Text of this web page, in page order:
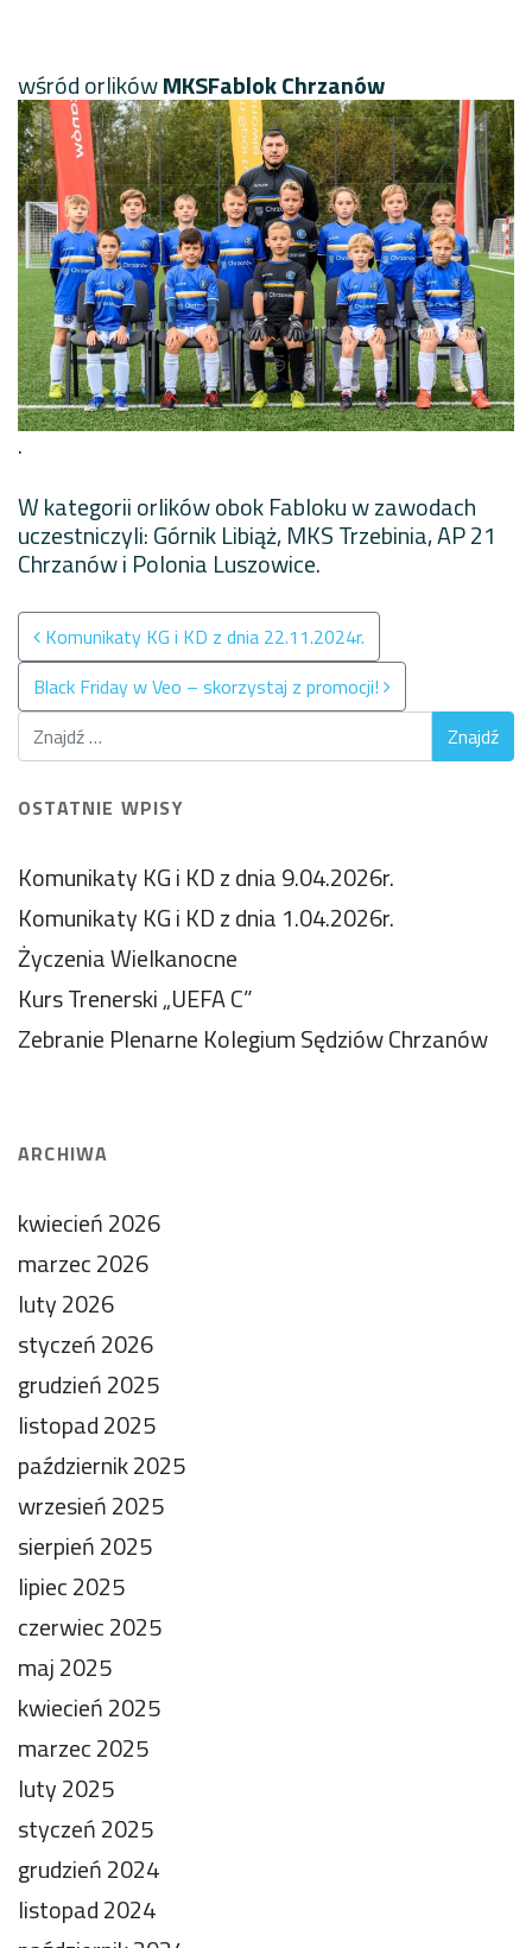
wśród orlikówMKSFablok Chrzanów
.
W kategorii orlików obok Fabloku w zawodach
uczestniczyli: Górnik Libiąż, MKS Trzebinia, AP 21
Chrzanów i Polonia Luszowice.
Nawigacja po wpisach
Komunikaty KG i KD z dnia 22.11.2024r.
Black Friday w Veo – skorzystaj z promocji!
OSTATNIE WPISY
Komunikaty KG i KD z dnia 9.04.2026r.
Komunikaty KG i KD z dnia 1.04.2026r.
Życzenia Wielkanocne
Kurs Trenerski „UEFA C”
Zebranie Plenarne Kolegium Sędziów Chrzanów
ARCHIWA
kwiecień 2026
marzec 2026
luty 2026
styczeń 2026
grudzień 2025
listopad 2025
październik 2025
wrzesień 2025
sierpień 2025
lipiec 2025
czerwiec 2025
maj 2025
kwiecień 2025
marzec 2025
luty 2025
styczeń 2025
grudzień 2024
listopad 2024